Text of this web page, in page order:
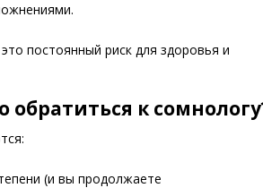
постоянный риск для здоровья и
обратиться к
(и вы продолжаете